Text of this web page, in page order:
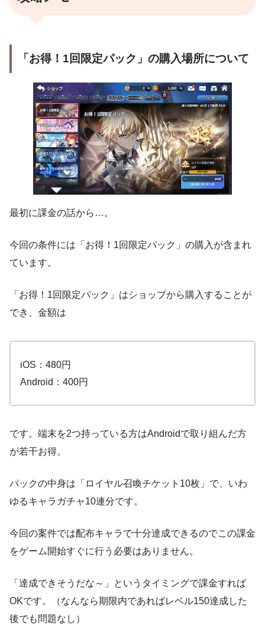
「お得！1回限定パック」の購入場所について
最初に課金の話から…。
今回の条件には「お得！1回限定パック」の購入が含まれ
ています。
「お得！1回限定パック」はショップから購入することが
でき、金額は
iOS：480円
Android：400円
です。端末を2つ持っている方はAndroidで取り組んだ方
が若干お得。
パックの中身は「ロイヤル召喚チケット10枚」で、いわ
ゆるキャラガチャ10連分です。
今回の案件では配布キャラで十分達成できるのでこの課金
をゲーム開始すぐに行う必要はありません。
「達成できそうだな～」というタイミングで課金すれば
OKです。（なんなら期限内であればレベル150達成した
後でも問題なし）